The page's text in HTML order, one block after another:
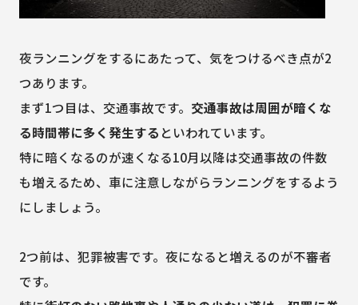
夜ランニングをするにあたって、気をつけるべき点が2
つあります。
まず1つ目は、交通事故です。 交通事故は周囲が暗くな
る時間帯に多く発生する といわれています。
特に暗くなるのが速くなる10月以降は交通事故の件数
も増えるため、車に注意しながらランニングをするよう
にしましょう。
2つ前は、犯罪被害です。夜になると増えるのが不審者
です。